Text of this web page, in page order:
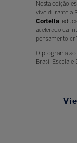
Nesta edição
vivo durante a
Cortella,
acelerado da
pensamento
O programa
Brasil Escola e